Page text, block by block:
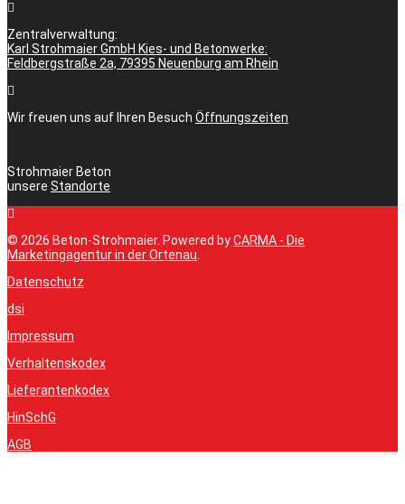
Zentralverwaltung:
Karl Strohmaier GmbH Kies- und Betonwerke:
Feldbergstraße 2a, 79395 Neuenburg am Rhein
Wir freuen uns auf Ihren Besuch Öffnungszeiten
Strohmaier Beton
unsere Standorte
© 2026 Beton-Strohmaier. Powered byCARMA - Die
Marketingagentur in der Ortenau
Datenschutz
dsi
Impressum
Verhaltenskodex
Lieferantenkodex
HinSchG
AGB